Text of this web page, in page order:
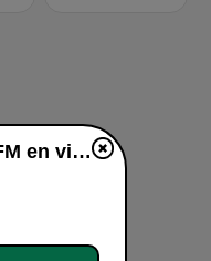
Radio Querétaro FM en vivo